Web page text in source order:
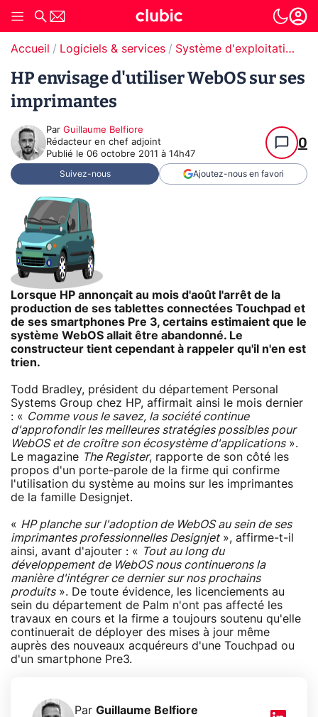
Accueil Logiciels & services Système d'exploitation (OS)
HP envisage d'utiliser WebOS sur ses
imprimantes
Par Guillaume Belfiore
Rédacteur en chef adjoint
Publié le 06 octobre 2011 à 14h47
0
Suivez-nous Ajoutez-nous en favori
Lorsque HP annonçait au mois d'août l'arrêt de la
production de ses tablettes connectées Touchpad et
de ses smartphones Pre 3, certains estimaient que le
système WebOS allait être abandonné. Le
constructeur tient cependant à rappeler qu'il n'en est
trien.
Todd Bradley, président du département Personal
Systems Group chez HP, affirmait ainsi le mois dernier
: « Comme vous le savez, la société continue
d'approfondir les meilleures stratégies possibles pour
WebOS et de croître son écosystème d'applications».
Le magazine The Register, rapporte de son côté les
propos d'un porte-parole de la firme qui confirme
l'utilisation du système au moins sur les imprimantes
de la famille Designjet.
« HP planche sur l'adoption de WebOS au sein de ses
imprimantes professionnelles Designjet», affirme-t-il
ainsi, avant d'ajouter : « Tout au long du
développement de WebOS nous continuerons la
manière d'intégrer ce dernier sur nos prochains
produits». De toute évidence, les licenciements au
sein du département de Palm n'ont pas affecté les
travaux en cours et la firme a toujours soutenu qu'elle
continuerait de déployer des mises à jour même
auprès des nouveaux acquéreurs d'une Touchpad ou
d'un smartphone Pre3.
Par Guillaume Belfiore